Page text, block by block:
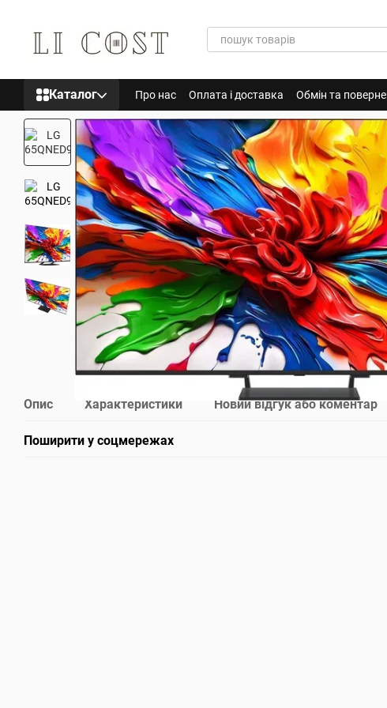
Каталог Про нас Оплата і доставка Обмін та
Опис Характеристики Новий відгук або коментар
Поширити у соцмережах